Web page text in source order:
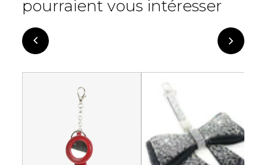
pourraient vous intéresser